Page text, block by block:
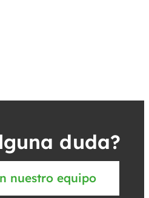
duda?
nuestro equipo